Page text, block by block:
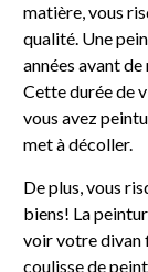
matière, vous
qualité. Une
années avant
Cette durée de
vous avez
met à décoller.
De plus, vous
biens! La
voir votre divan
coulisse de